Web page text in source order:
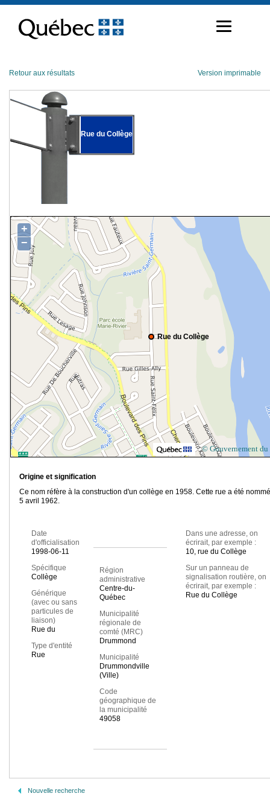
contenu
Retour aux résultats Version imprimable
Rue du Collège
Rue du Collège
+
−
© Gouvernement du
Origine et signification
Ce nom réfère à la construction d'un collège en 1958. Cette rue a été
5 avril 1962.
Date
d'officialisation
1998-06-11
Spécifique
Collège
Générique
(avec ou sans
particules de
liaison)
Rue du
Type d'entité
Rue
Région
administrative
Centre-du-
Québec
Municipalité
régionale de
comté (MRC)
Drummond
Municipalité
Drummondville
(Ville)
Code
géographique de
la municipalité
49058
Dans une adresse, on
écrirait, par exemple :
10, rue du Collège
Sur un panneau de
signalisation routière, on
écrirait, par exemple :
Rue du Collège
Nouvelle recherche